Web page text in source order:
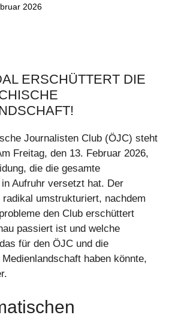
2026
ERSCHÜTTERT DIE
Journalisten Club (ÖJC) steht
Freitag, den 13. Februar 2026,
die die gesamte
Aufruhr versetzt hat. Der
radikal umstrukturiert, nachdem
den Club erschüttert
passiert ist und welche
für den ÖJC und die
haben könnte,